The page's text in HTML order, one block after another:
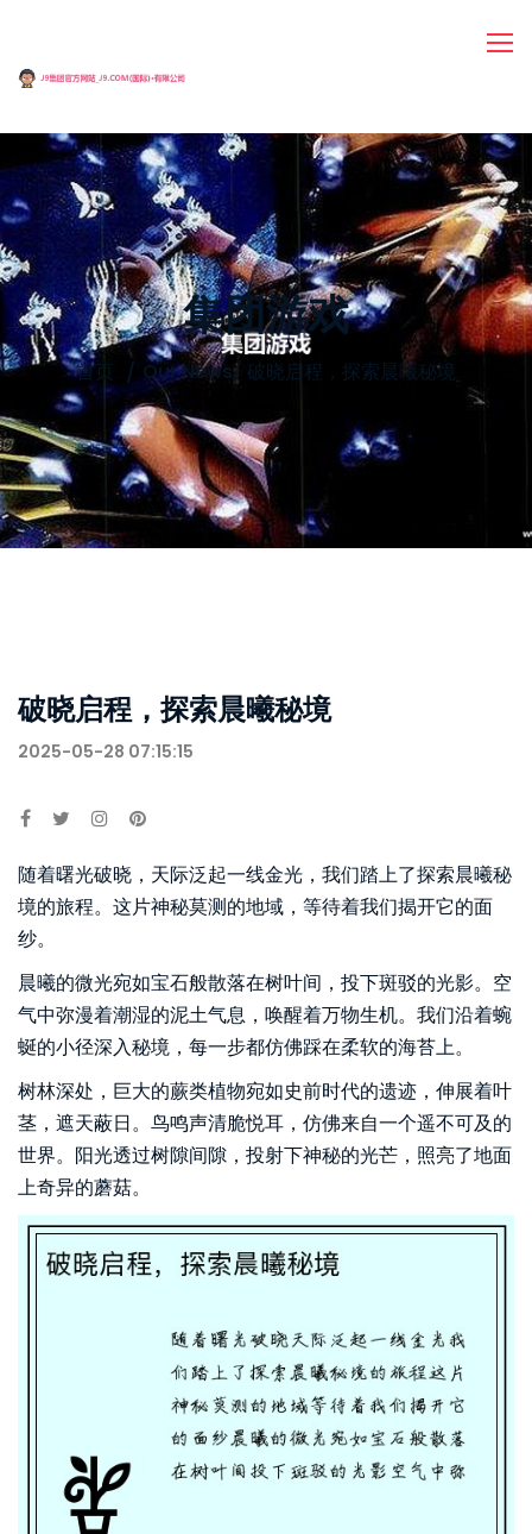
集团游戏
首页 Our News/ 破晓启程，探索晨曦秘境
破晓启程，探索晨曦秘境
2025-05-28 07:15:15
随着曙光破晓，天际泛起一线金光，我们踏上了探索晨曦秘
境的旅程。这片神秘莫测的地域，等待着我们揭开它的面
纱。
晨曦的微光宛如宝石般散落在树叶间，投下斑驳的光影。空
气中弥漫着潮湿的泥土气息，唤醒着万物生机。我们沿着蜿
蜒的小径深入秘境，每一步都仿佛踩在柔软的海苔上。
树林深处，巨大的蕨类植物宛如史前时代的遗迹，伸展着叶
茎，遮天蔽日。鸟鸣声清脆悦耳，仿佛来自一个遥不可及的
世界。阳光透过树隙间隙，投射下神秘的光芒，照亮了地面
上奇异的蘑菇。